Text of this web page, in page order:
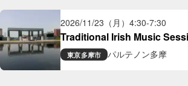
2026/11/23（月） 4:30-7:30
Traditional Irish Music
Parthenon Tama
東京多摩市 パルテノン多摩